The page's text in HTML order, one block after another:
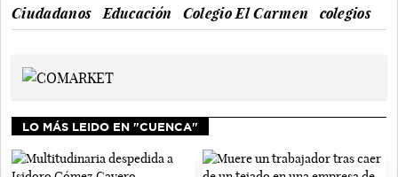
Ciudadanos
Educación Colegio El Carmen colegios
LO MÁS LEIDO EN "CUENCA"